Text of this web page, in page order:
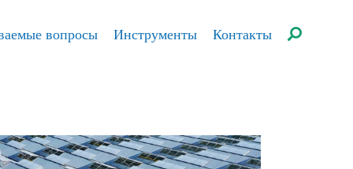
вопросы Инструменты Контакты